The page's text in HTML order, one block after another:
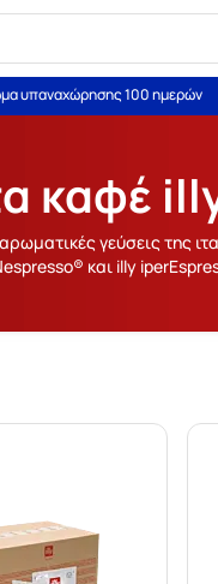
υπαναχώρησης 100 ημερών
καφέ
γεύσεις της
και illy